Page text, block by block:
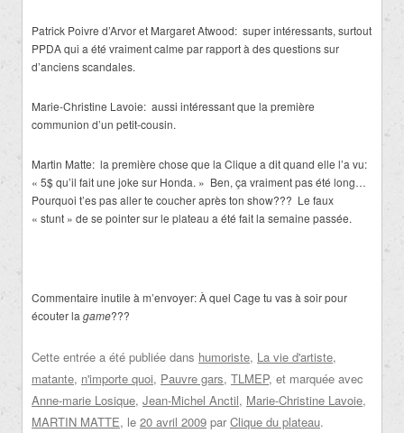
Patrick Poivre d’Arvor et Margaret Atwood: super intéressants, surtout
PPDA qui a été vraiment calme par rapport à des questions sur
d’anciens scandales.
Marie-Christine Lavoie: aussi intéressant que la première
communion d’un petit-cousin.
Martin Matte: la première chose que la Clique a dit quand elle l’a vu:
« 5$ qu’il fait une joke sur Honda. » Ben, ça vraiment pas été long…
Pourquoi t’es pas aller te coucher après ton show??? Le faux
« stunt » de se pointer sur le plateau a été fait la semaine passée.
Commentaire inutile à m’envoyer: À quel Cage tu vas à soir pour
écouter la game???
Cette entrée a été publiée dans humoriste, La vie d'artiste,
matante, n'importe quoi, Pauvre gars, TLMEP, et marquée avec
Anne-marie Losique, Jean-Michel Anctil, Marie-Christine Lavoie,
MARTIN MATTE, le 20 avril 2009 par Clique du plateau.